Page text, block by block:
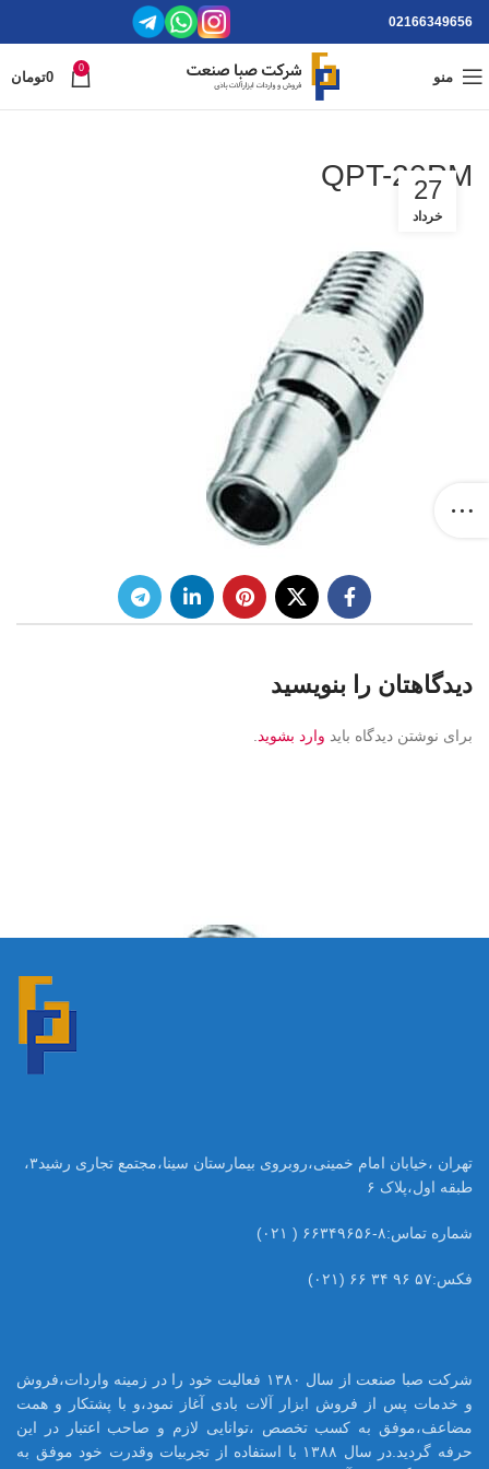
02166349656
منو
0
0تومان
QPT-20PM
27
خرداد
دیدگاهتان را بنویسید
برای نوشتن دیدگاه باید وارد بشوید
تهران ،خیابان امام خمینی،روبروی بیمارستان سینا،مجتمع تجاری رشید۳،
طبقه اول،پلاک ۶
شماره تماس:۸-۶۶۳۴۹۶۵۶ ( ۰۲۱)
فکس:۵۷ ۹۶ ۳۴ ۶۶ (۰۲۱)
شرکت صبا صنعت از سال ۱۳۸۰ فعالیت خود را در زمینه واردات،فروش
و خدمات پس از فروش ابزار آلات بادی آغاز نمود،و با پشتکار و همت
مضاعف،موفق به کسب تخصص ،توانایی لازم و صاحب اعتبار در این
حرفه گردید.در سال ۱۳۸۸ با استفاده از تجربیات وقدرت خود موفق به